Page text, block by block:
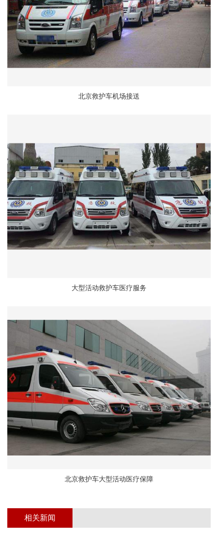
北京救护车机场接送
大型活动救护车医疗服务
北京救护车大型活动医疗保障
相关新闻